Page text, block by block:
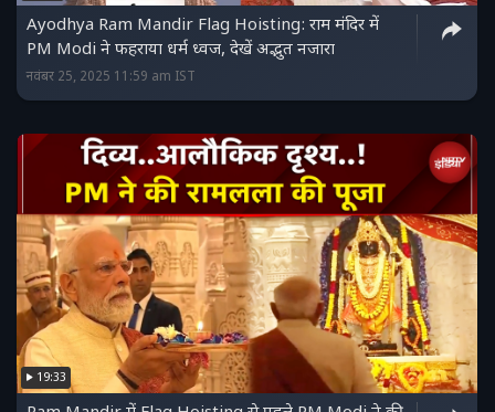
Ayodhya Ram Mandir Flag Hoisting: राम मंदिर में
PM Modi ने फहराया धर्म ध्वज, देखें अद्भुत नजारा
नवंबर 25, 2025 11:59 am IST
19:33